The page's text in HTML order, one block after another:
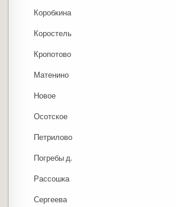
Коробкина
Коростель
Кропотово
Матенино
Новое
Осотское
Петрилово
Погребы д.
Рассошка
Сергеева